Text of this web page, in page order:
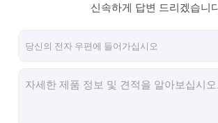
신속하게 답변 드리겠습니